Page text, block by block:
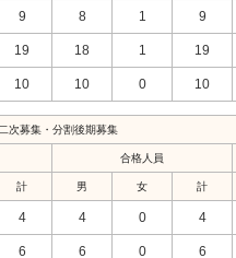
9 8 1 9
19 18 1 19
10 10 0 10
次募集・分割後期募集
合格人員
計 男 女 計
4 4 0 4
6 6 0 6